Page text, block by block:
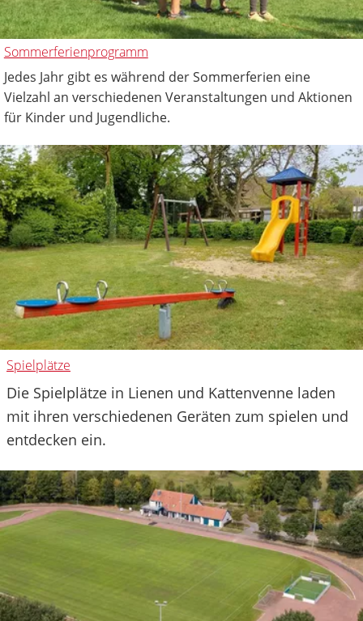
Sommerferienprogramm
Jedes Jahr gibt es während der Sommerferien eine
Vielzahl an verschiedenen Veranstaltungen und Aktionen
für Kinder und Jugendliche.
Spielplätze
Die Spielplätze in Lienen und Kattenvenne laden
mit ihren verschiedenen Geräten zum spielen und
entdecken ein.